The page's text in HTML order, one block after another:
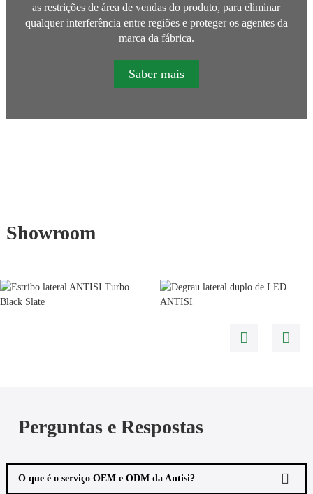
as restrições de área de vendas do produto, para eliminar
qualquer interferência entre regiões e proteger os agentes da
marca da fábrica.
Saber mais
Showroom
Perguntas e Respostas
O que é o serviço OEM e ODM da Antisi?